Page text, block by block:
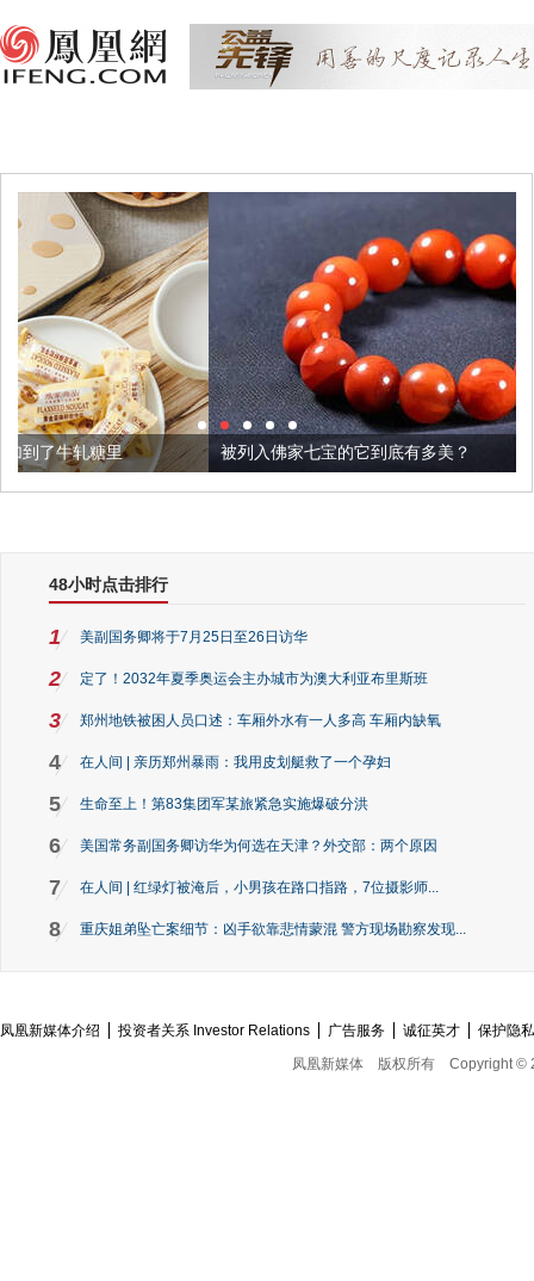
被列入佛家七宝的它到底有多美？
48小时点击排行
1 美副国务卿将于7月25日至26日访华
2 定了！2032年夏季奥运会主办城市为澳大利亚布里斯班
3 郑州地铁被困人员口述：车厢外水有一人多高 车厢内缺氧
4 在人间 | 亲历郑州暴雨：我用皮划艇救了一个孕妇
5 生命至上！第83集团军某旅紧急实施爆破分洪
6 美国常务副国务卿访华为何选在天津？外交部：两个原因
7 在人间 | 红绿灯被淹后，小男孩在路口指路，7位摄影师...
8 重庆姐弟坠亡案细节：凶手欲靠悲情蒙混 警方现场勘察发现...
凤凰新媒体介绍 投资者关系 Investor Relations 广告服务 诚征英才
保护隐
凤凰新媒体
版权所有 Copyright ©